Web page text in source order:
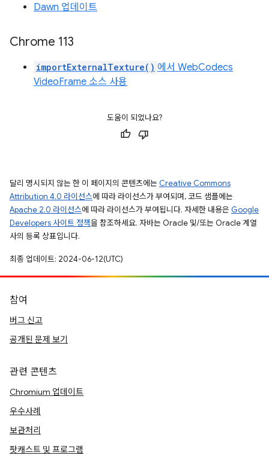
Dawn 업데이트
Chrome 113
importExternalTexture() 에서 WebCodecs
VideoFrame 소스 사용
도움이 되었나요?
달리 명시되지 않는 한 이 페이지의 콘텐츠에는 Creative Commons
Attribution 4.0 라이선스에 따라 라이선스가 부여되며, 코드 샘플에는
Apache 2.0 라이선스에 따라 라이선스가 부여됩니다. 자세한 내용은 Google
Developers 사이트 정책을 참조하세요. 자바는 Oracle 및/또는 Oracle 계열
사의 등록 상표입니다.
최종 업데이트: 2024-06-12(UTC)
참여
버그 신고
공개된 문제 보기
관련 콘텐츠
Chromium 업데이트
우수사례
보관처리
팟캐스트 및 프로그램